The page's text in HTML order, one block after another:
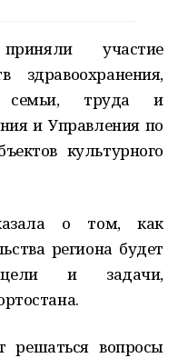
участие
здравоохранения,
семьи, труда и
и Управления по
культурного
о том, как
региона будет
цели и задачи,
решаться вопросы